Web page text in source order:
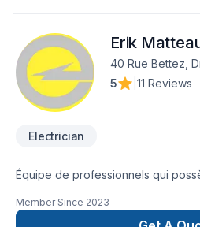
Erik
40 Rue Bettez,
5
11 Reviews
Electrician
Équipe de professionnels qui
ou de rénovation. Erik Matteau
employeur enregistré à la
Member Since 2023